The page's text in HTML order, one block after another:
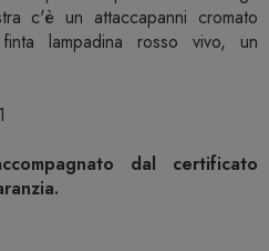
c'è un attaccapanni cromato
lampadina rosso vivo, un
dal certificato